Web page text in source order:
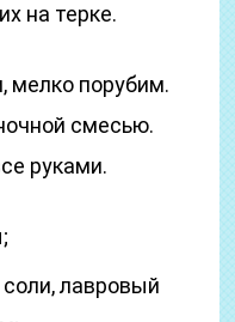
на терке.
мелко порубим.
смесью.
руками.
лавровый